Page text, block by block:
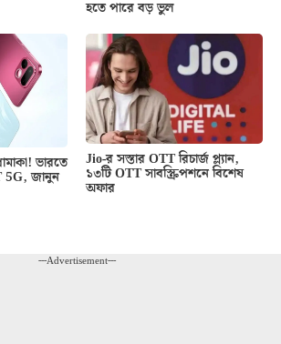
হতে পারে বড় ভুল
ভারতে
5G, জানুন
Jio-র সস্তার OTT রিচার্জ প্ল্যান,
১৩টি OTT সাবস্ক্রিপশনে বিশেষ
অফার
---Advertisement---